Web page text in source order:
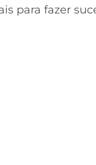
para fazer